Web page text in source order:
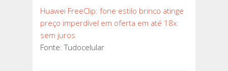
Huawei FreeClip: fone estilo brinco atinge
preço imperdível em oferta em até 18x
sem juros
Fonte: Tudocelular